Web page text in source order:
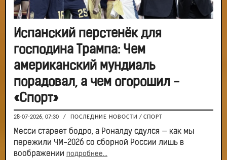
Испанский перстенёк для
господина Трампа: Чем
американский мундиаль
порадовал, а чем огорошил -
«Спорт»
28-07-2026, 07:30 / ПОСЛЕДНИЕ НОВОСТИ / СПОРТ
Месси стареет бодро, а Роналду сдулся — как мы
пережили ЧМ-2026 со сборной России лишь в
воображении подробнее...